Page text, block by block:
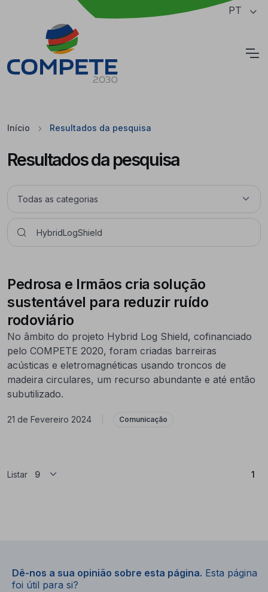
Saltar para o conteúdo principal da página PT
Início Resultados da pesquisa
Resultados da pesquisa
Pedrosa e Irmãos cria solução
sustentável para reduzir ruído
rodoviário
No âmbito do projeto Hybrid Log Shield, cofinanciado
pelo COMPETE 2020, foram criadas barreiras
acústicas e eletromagnéticas usando troncos de
madeira circulares, um recurso abundante e até então
subutilizado.
21 de Fevereiro 2024 Comunicação
Listar 1
Dê-nos a sua opinião sobre esta página. Esta página
foi útil para si?